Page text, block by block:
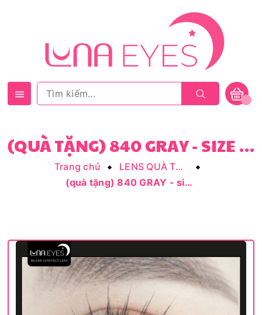
(QUÀ TẶNG) 840 GRAY - SIZE VỪA
Trang chủ
LENS QUÀ TẶNG
(quà tặng) 840 GRAY - size vừa